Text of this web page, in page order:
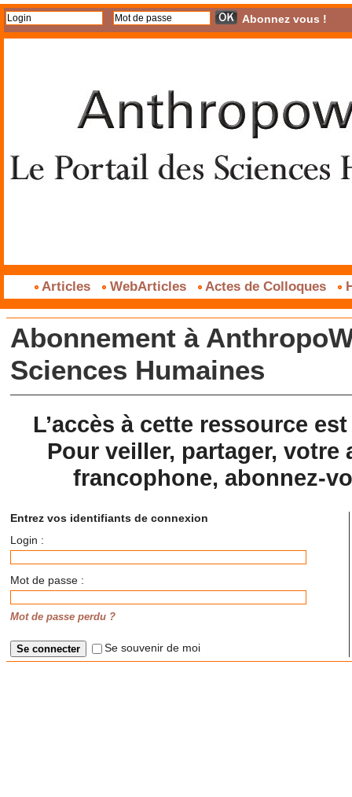
Abonnez vous !
Articles WebArticles Actes de Colloques
Abonnement à
Sciences Humaines
L’accès à cette ressource
Pour veiller, partager,
francophone, abonnez-
Entrez vos identifiants de connexion
Login :
Mot de passe :
Mot de passe perdu ?
Se souvenir de moi